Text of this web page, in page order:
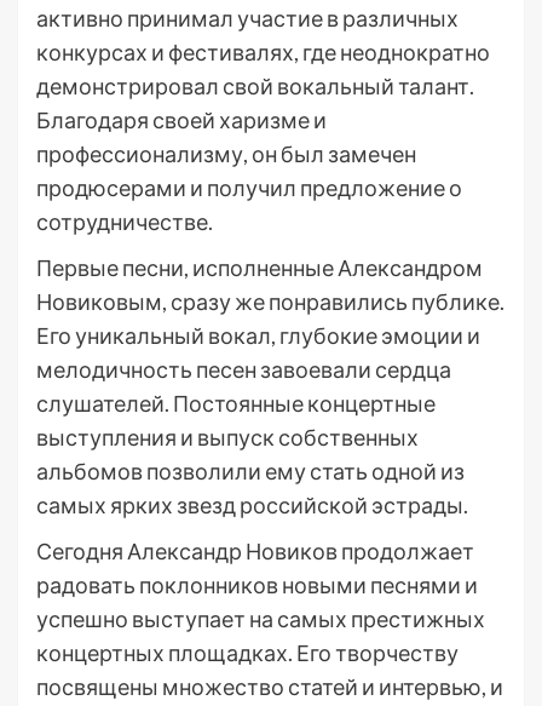
активно принимал участие в различных
конкурсах и фестивалях, где неоднократно
демонстрировал свой вокальный талант.
Благодаря своей харизме и
профессионализму, он был замечен
продюсерами и получил предложение о
сотрудничестве.
Первые песни, исполненные Александром
Новиковым, сразу же понравились публике.
Его уникальный вокал, глубокие эмоции и
мелодичность песен завоевали сердца
слушателей. Постоянные концертные
выступления и выпуск собственных
альбомов позволили ему стать одной из
самых ярких звезд российской эстрады.
Сегодня Александр Новиков продолжает
радовать поклонников новыми песнями и
успешно выступает на самых престижных
концертных площадках. Его творчеству
посвящены множество статей и интервью, и